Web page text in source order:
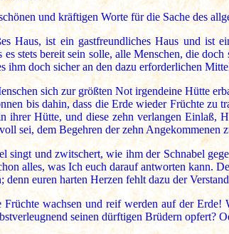
und kräftigen Worte für die Sache des
Haus, ist ein gastfreundliches Haus und ist
stets bereit sein solle, alle Menschen, die
ihm doch sicher an den dazu erforderlichen
sich zur größten Not irgendeine Hütte
bis dahin, dass die Erde wieder Früchte
ihrer Hütte, und diese zehn verlangen Einlaß,
sei, dem Begehren der zehn
singt und zwitschert, wie ihm der Schnabel
alles, was Ich euch darauf antworten kann.
euren harten Herzen fehlt dazu der
wachsen und reif werden auf der
seinen dürftigen Brüdern opfert?